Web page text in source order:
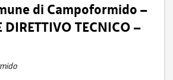
di Campoformido –
DIRETTIVO TECNICO –